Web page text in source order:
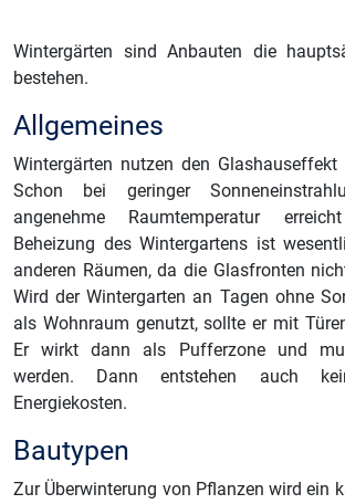
Wintergärten sind Anbauten die
bestehen.
Allgemeines
Wintergärten nutzen den
Schon bei geringer
angenehme Raumtemperatur
Beheizung des Wintergartens ist
anderen Räumen, da die Glasfronten
Wird der Wintergarten an Tagen ohne
als Wohnraum genutzt, sollte er mit
Er wirkt dann als Pufferzone und
werden. Dann entstehen auch
Energiekosten.
Bautypen
Zur Überwinterung von Pflanzen wird ein